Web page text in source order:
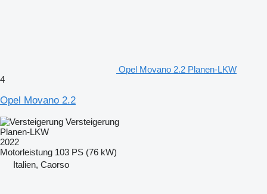
Opel Movano 2.2 Planen-LKW
4
Opel Movano 2.2
Versteigerung
Planen-LKW
2022
Motorleistung 103 PS (76 kW)
Italien, Caorso